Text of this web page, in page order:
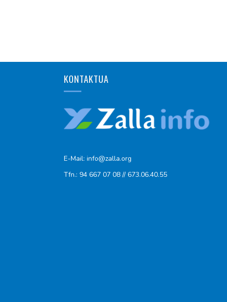
KONTAKTUA
E-Mail: info@zalla.org
Tfn.: 94 667 07 08 // 673.06.40.55